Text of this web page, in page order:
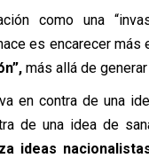
como una
es encarecer
más allá de
en contra de una
de una idea de
ideas